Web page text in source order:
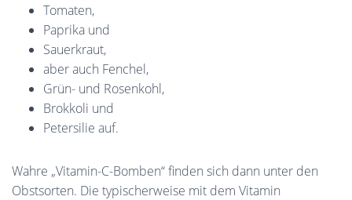
Tomaten,
Paprika und
Sauerkraut,
aber auch Fenchel,
Grün- und Rosenkohl,
Brokkoli und
Petersilie auf.
Wahre „Vitamin-C-Bomben“ finden sich dann unter den
Obstsorten. Die typischerweise mit dem Vitamin